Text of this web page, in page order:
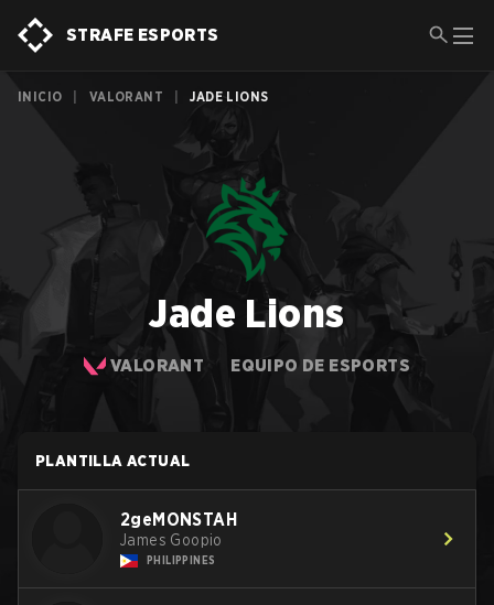
STRAFE ESPORTS
INICIO VALORANT JADE LIONS
Jade Lions
VALORANT EQUIPO DE ESPORTS
PLANTILLA ACTUAL
2geMONSTAH
James Goopio
PHILIPPINES